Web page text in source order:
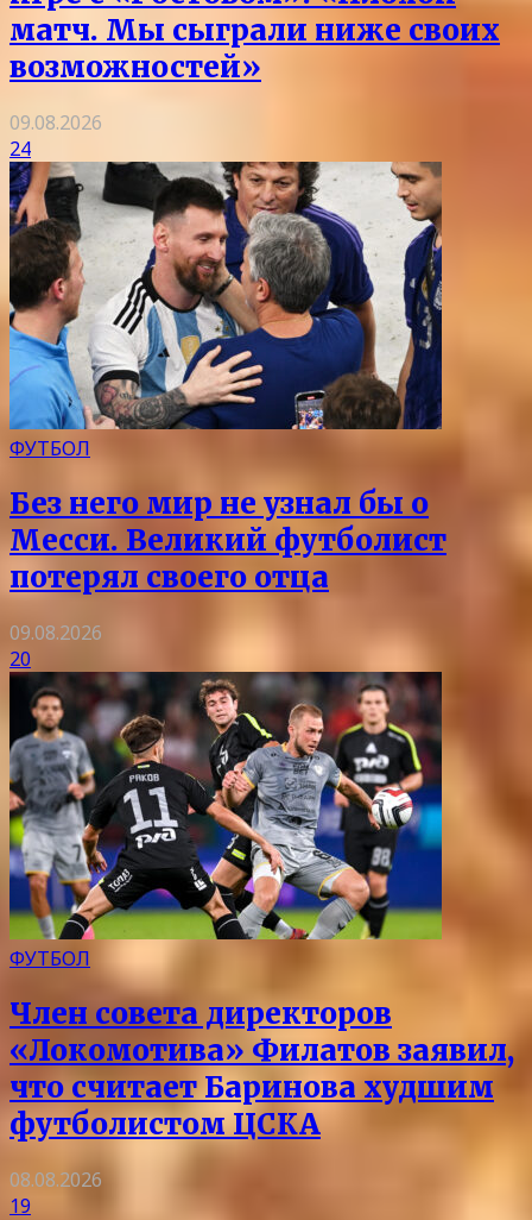
матч. Мы сыграли ниже своих
возможностей»
09.08.2026
24
ФУТБОЛ
Без него мир не узнал бы о
Месси. Великий футболист
потерял своего отца
09.08.2026
20
ФУТБОЛ
Член совета директоров
«Локомотива» Филатов заявил,
что считает Баринова худшим
футболистом ЦСКА
08.08.2026
19